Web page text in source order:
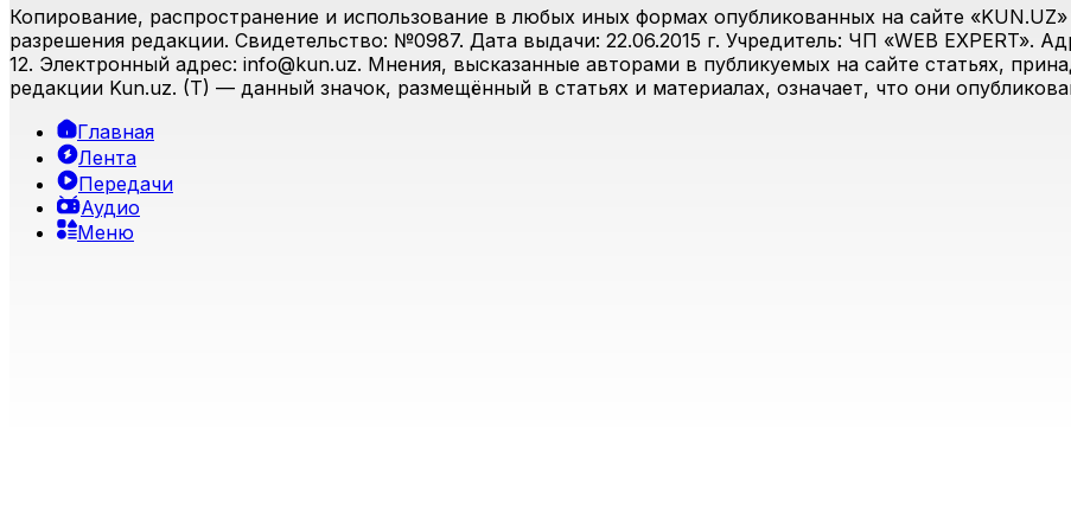
Копирование, распространение и использование в любых иных формах опубликованных на сайте
разрешения редакции. Свидетельство: №0987. Дата выдачи: 22.06.2015 г. Учредитель: ЧП «WEB EXPERT».
12. Электронный адрес: info@kun.uz. Мнения, высказанные авторами в публикуемых на сайте статьях,
редакции Kun.uz. (T) — данный значок, размещённый в статьях и материалах, означает, что они
Главная
Лента
Передачи
Аудио
Меню